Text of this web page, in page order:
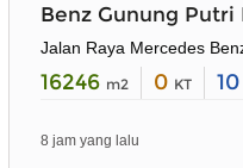
Benz Gunung Putri
Jalan Raya Mercedes
16246 m2 0 KT 10
8 jam yang lalu